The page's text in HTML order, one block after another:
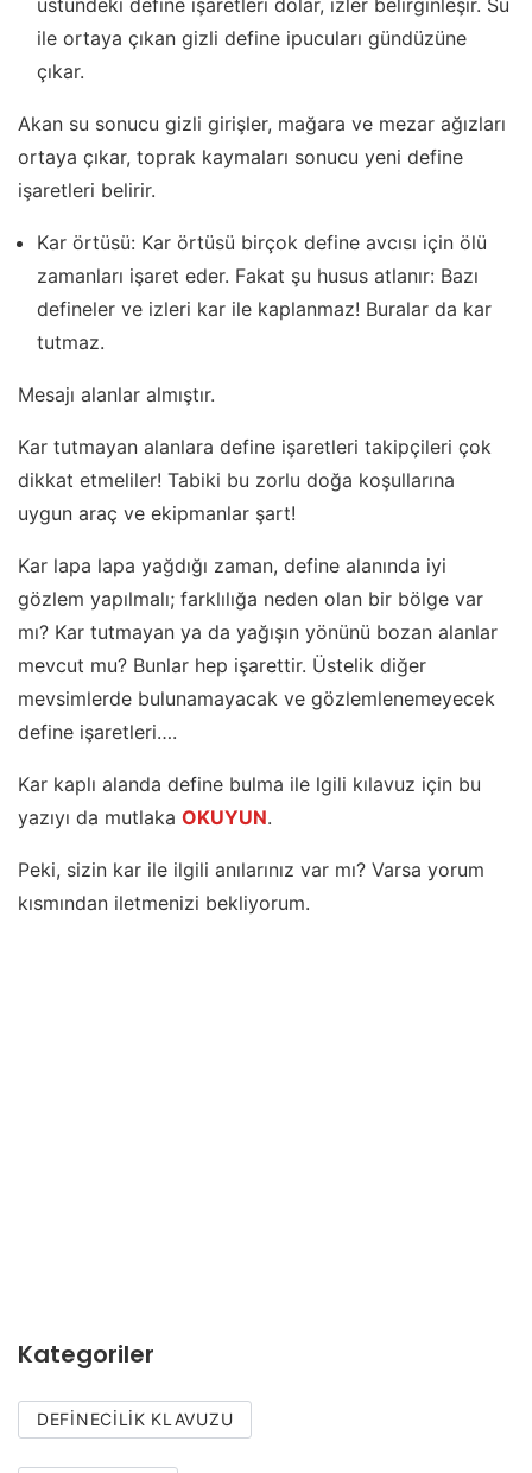
ile ortaya çıkan gizli define ipucuları gündüzüne
çıkar.
Akan su sonucu gizli girişler, mağara ve mezar ağızları
ortaya çıkar, toprak kaymaları sonucu yeni define
işaretleri belirir.
Kar örtüsü: Kar örtüsü birçok define avcısı için ölü
zamanları işaret eder. Fakat şu husus atlanır: Bazı
defineler ve izleri kar ile kaplanmaz! Buralar da kar
tutmaz.
Mesajı alanlar almıştır.
Kar tutmayan alanlara define işaretleri takipçileri çok
dikkat etmeliler! Tabiki bu zorlu doğa koşullarına
uygun araç ve ekipmanlar şart!
Kar lapa lapa yağdığı zaman, define alanında iyi
gözlem yapılmalı; farklılığa neden olan bir bölge var
mı? Kar tutmayan ya da yağışın yönünü bozan alanlar
mevcut mu? Bunlar hep işarettir. Üstelik diğer
mevsimlerde bulunamayacak ve gözlemlenemeyecek
define işaretleri….
Kar kaplı alanda define bulma ile lgili kılavuz için bu
yazıyı da mutlaka OKUYUN.
Peki, sizin kar ile ilgili anılarınız var mı? Varsa yorum
kısmından iletmenizi bekliyorum.
Kategoriler
DEFINECILIK KLAVUZU